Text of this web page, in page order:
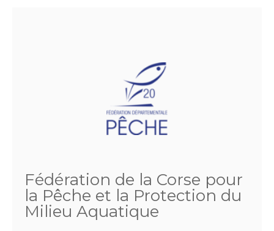
Fédération de la Corse pour
la Pêche et la Protection du
Milieu Aquatique